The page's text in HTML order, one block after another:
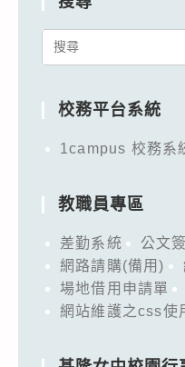
Search
校務平台系統
1campus 校務系
教職員專區
差勤系統 公文
網路請購(備用)
場地借用申請單
網站維護之css使